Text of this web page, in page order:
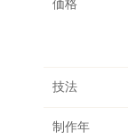
価格
技法
制作年